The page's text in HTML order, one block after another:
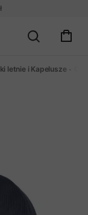
letnie i Kapelusze